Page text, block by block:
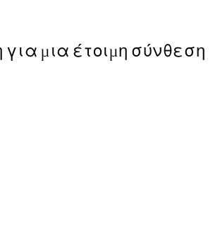
μια έτοιμη σύνθεση